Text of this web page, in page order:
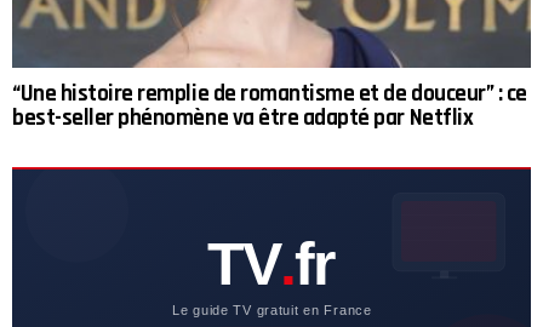
“Une histoire remplie de romantisme et de douceur” : ce
best-seller phénomène va être adapté par Netflix